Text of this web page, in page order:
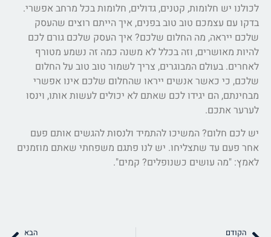
לכולנו יש חלומות, קטנים, גדולים, חלומות בכל מרחב אפשרי.
בדקו עם עצמכם טוב טוב בפנים, איך הייתם רוצים שהעסק
שלכם ייראה, מה החלום שלכם? איך העסק שלכם גורם לכם
להיות מאושרים, וזה בכלל לא משנה כמה זה נשמע מטורף
לאחרים. בעולם המבוגרים, צריך לשמור טוב טוב על החלום
שלכם, כי כאשר אנשים ייראו שהחלום שלכם אינו אפשרי
מבחינתם, הם יגידו לכם שאתם לא יכולים לעשות אותו, וינסו
לערער אתכם.
יש לכם חלום? המשיכו להתמיד ולנסות להגשים אותם פעם
אחר פעם עד שתצליחו. יש לנו פתגם משפחתי שאתם מוזמנים
לאמץ: "מה עושים כשנופלים? קמים".
הקודם הבא